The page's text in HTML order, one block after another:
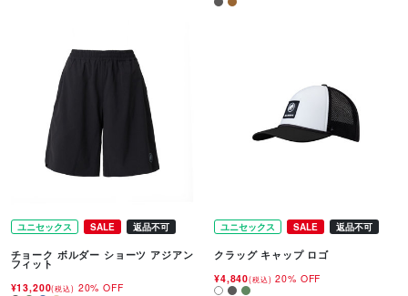
ユニセックス SALE 返品不可
チョーク ボルダー ショーツ アジアン
フィット
¥13,200(税込) 20% OFF
ユニセックス SALE 返品不可
クラッグ キャップ ロゴ
¥4,840(税込) 20% OFF